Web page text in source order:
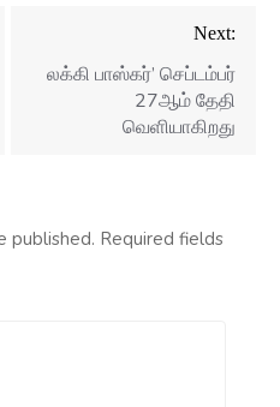
Next:
லக்கி பாஸ்கர்’ செப்டம்பர்
27ஆம் தேதி
வெளியாகிறது
published. Required fields